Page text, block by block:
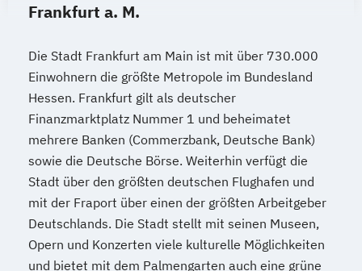
Frankfurt a. M.
Die Stadt Frankfurt am Main ist mit über 730.000
Einwohnern die größte Metropole im Bundesland
Hessen. Frankfurt gilt als deutscher
Finanzmarktplatz Nummer 1 und beheimatet
mehrere Banken (Commerzbank, Deutsche Bank)
sowie die Deutsche Börse. Weiterhin verfügt die
Stadt über den größten deutschen Flughafen und
mit der Fraport über einen der größten Arbeitgeber
Deutschlands. Die Stadt stellt mit seinen Museen,
Opern und Konzerten viele kulturelle Möglichkeiten
und bietet mit dem Palmengarten auch eine grüne